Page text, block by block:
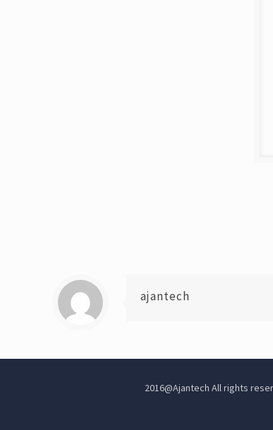
ajantech
2016@Ajantech All rights